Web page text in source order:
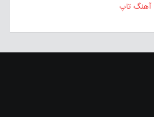
آهنگ تاپ